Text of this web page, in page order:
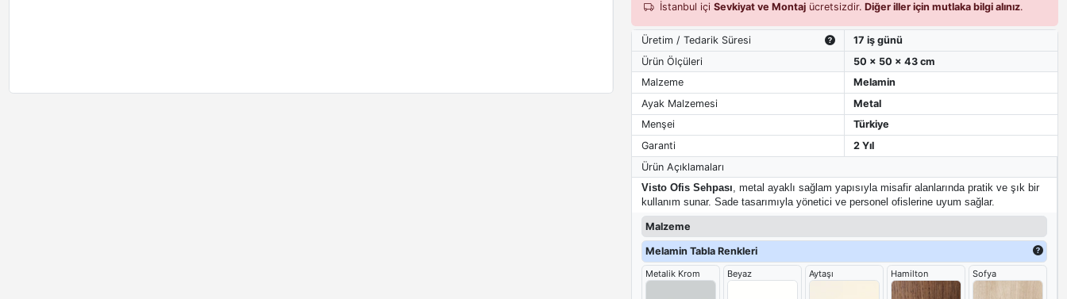
İstanbul içiSevkiyat ve Montaj ücretsizdir.Diğer iller için mutlaka bilgi alınız.
Üretim / Tedarik Süresi
17 iş günü
Ürün Ölçüleri
50 x 50 x 43 cm
Malzeme
Melamin
Ayak Malzemesi
Metal
Menşei
Türkiye
Garanti
2 Yıl
Ürün Açıklamaları
Visto Ofis Sehpası, metal ayaklı sağlam yapısıyla misafir alanlarında pratik ve şık bir
kullanım sunar. Sade tasarımıyla yönetici ve personel ofislerine uyum sağlar.
Malzeme
Melamin Tabla Renkleri
Metalik Krom Beyaz Aytaşı Hamilton Sofya